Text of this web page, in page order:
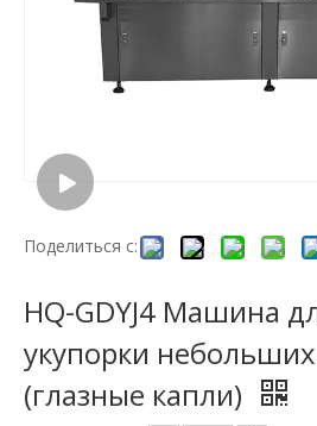
Поделиться с:
HQ-GDYJ4 Машина
укупорки
(глазные капли)